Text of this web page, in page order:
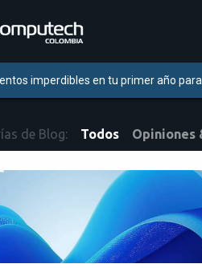
imperdibles en tu primer año
de Blog: Todos Opiniones